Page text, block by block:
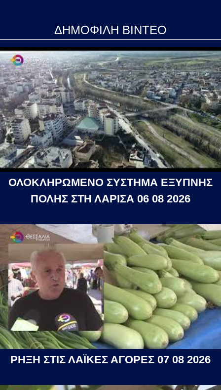
ΔΗΜΟΦΙΛΗ ΒΙΝΤΕΟ
ΟΛΟΚΛΗΡΩΜΕΝΟ ΣΥΣΤΗΜΑ ΕΞΥΠΝΗΣ
ΠΟΛΗΣ ΣΤΗ ΛΑΡΙΣΑ 06 08 2026
ΡΗΞΗ ΣΤΙΣ ΛΑΪΚΕΣ ΑΓΟΡΕΣ 07 08 2026